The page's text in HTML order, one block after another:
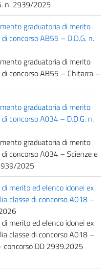
n. 2939/2025
graduatoria di merito
concorso AB55 – D.D.G. n.
graduatoria di merito
concorso AB55 – Chitarra –
graduatoria di merito
concorso A034 – D.D.G. n.
graduatoria di merito
concorso A034 – Scienze e
2025
merito ed elenco idonei ex
classe di concorso A018 –
merito ed elenco idonei ex
classe di concorso A018 –
concorso DD 2939.2025